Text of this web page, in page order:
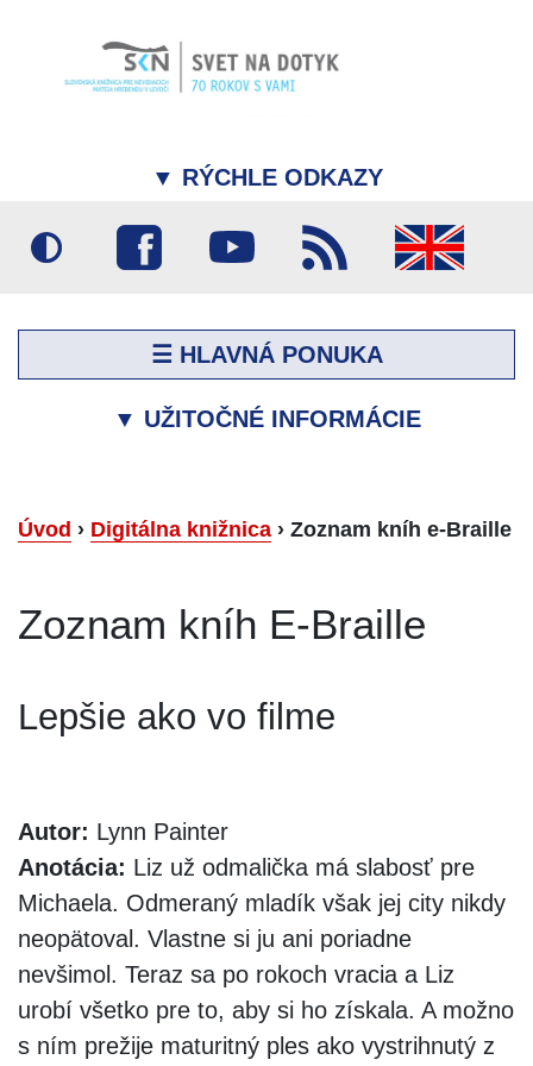
▼ RÝCHLE ODKAZY
☰ HLAVNÁ PONUKA
▼ UŽITOČNÉ INFORMÁCIE
Úvod › Digitálna knižnica › Zoznam kníh e-Braille
Zoznam kníh E-Braille
Lepšie ako vo filme
Autor: Lynn Painter
Anotácia: Liz už odmalička má slabosť pre
Michaela. Odmeraný mladík však jej city nikdy
neopätoval. Vlastne si ju ani poriadne
nevšimol. Teraz sa po rokoch vracia a Liz
urobí všetko pre to, aby si ho získala. A možno
s ním prežije maturitný ples ako vystrihnutý z